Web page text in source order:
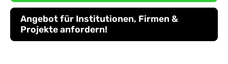
Angebot für Institutionen, Firmen &
Projekte anfordern!